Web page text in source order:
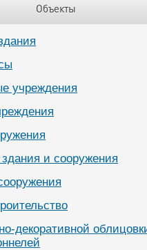
Объекты
учреждения
и сооружения
декоративной